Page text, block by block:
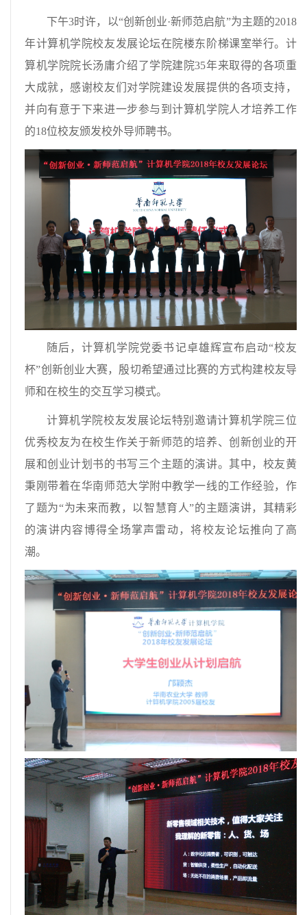
下午3时许，以“创新创业·新师范启航”为主题的2018
年计算机学院校友发展论坛在院楼东阶梯课室举行。计
算机学院院长汤庸介绍了学院建院35年来取得的各项重
大成就，感谢校友们对学院建设发展提供的各项支持，
并向有意于下来进一步参与到计算机学院人才培养工作
的18位校友颁发校外导师聘书。
随后，计算机学院党委书记卓雄辉宣布启动“校友
杯”创新创业大赛，殷切希望通过比赛的方式构建校友导
师和在校生的交互学习模式。
计算机学院校友发展论坛特别邀请计算机学院三位
优秀校友为在校生作关于新师范的培养、创新创业的开
展和创业计划书的书写三个主题的演讲。其中，校友黄
秉刚带着在华南师范大学附中教学一线的工作经验，作
了题为“为未来而教，以智慧育人”的主题演讲，其精彩
的演讲内容博得全场掌声雷动，将校友论坛推向了高
潮。